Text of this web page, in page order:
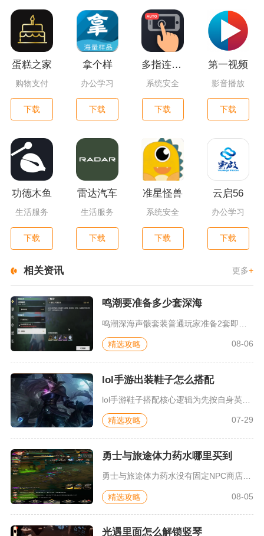
蛋糕之家
购物支付
下载
拿个样
办公学习
下载
多指连点器
系统安全
下载
第一视频
影音播放
下载
功德木鱼
生活服务
下载
雷达汽车
生活服务
下载
准星怪兽
系统安全
下载
云启56
办公学习
下载
相关资讯 更多+
鸣潮要准备多少套深海
精选攻略 08-06
lol手游出装鞋子怎么搭配
lol手游鞋子搭配核心逻辑为先按自身英雄定位选基础二级鞋，再...
精选攻略 07-29
勇士与旅途体力药水哪里买到
勇士与旅途体力药水没有固定NPC商店可以直接批量购买，主要依...
精选攻略 08-05
光遇里面怎么解锁竖琴